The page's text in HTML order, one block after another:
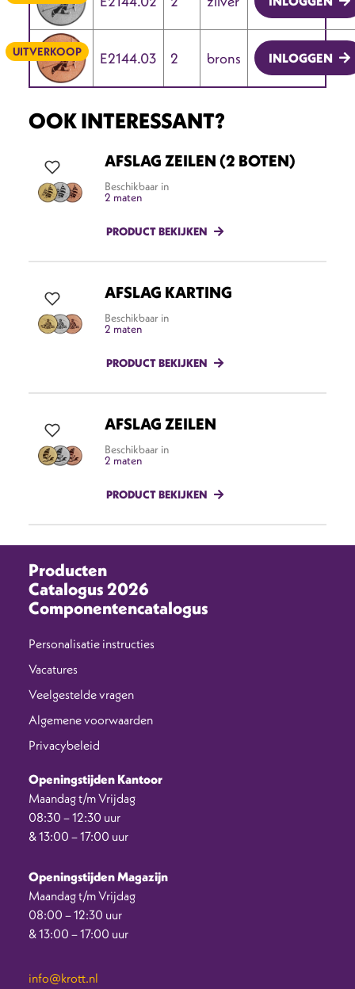
UITVERKOOP E2144.03 2 brons INLOGGEN
OOK INTERESSANT?
AFSLAG ZEILEN (2 BOTEN)
Beschikbaar in
2 maten
PRODUCT BEKIJKEN
AFSLAG KARTING
Beschikbaar in
2 maten
PRODUCT BEKIJKEN
AFSLAG ZEILEN
Beschikbaar in
2 maten
PRODUCT BEKIJKEN
Producten
Catalogus 2026
Componentencatalogus
Personalisatie instructies
Vacatures
Veelgestelde vragen
Algemene voorwaarden
Privacybeleid
Openingstijden Kantoor
Maandag t/m Vrijdag
08:30 – 12:30 uur
& 13:00 – 17:00 uur
Openingstijden Magazijn
Maandag t/m Vrijdag
08:00 – 12:30 uur
& 13:00 – 17:00 uur
info@krott.nl